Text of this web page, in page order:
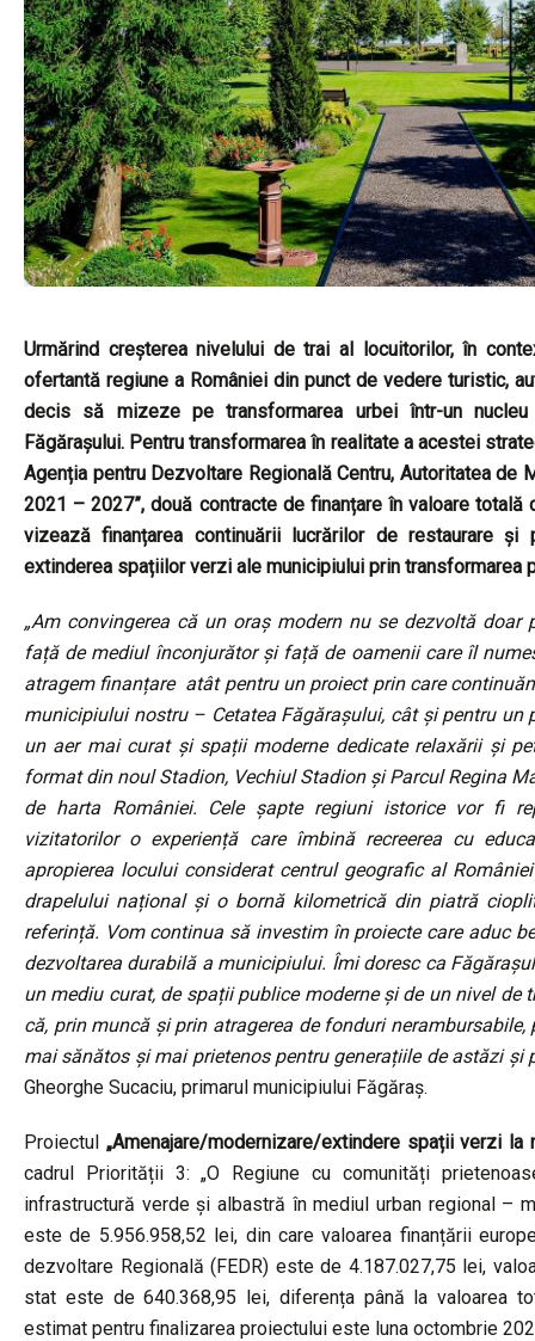
Urmărind creșterea nivelului de trai al locuitorilor, în
ofertantă regiune a României din punct de vedere turistic,
decis să mizeze pe transformarea urbei într-un
Făgărașului. Pentru transformarea în realitate a acestei
Agenția pentru Dezvoltare Regională Centru, Autoritatea de
2021 – 2027”, două contracte de finanțare în valoare
vizează finanțarea continuării lucrărilor de restaurare
extinderea spațiilor verzi ale municipiului prin transformarea
„Am convingerea că un oraș modern nu se dezvoltă
față de mediul înconjurător și față de oamenii care îl
atragem finanțare atât pentru un proiect prin care
municipiului nostru – Cetatea Făgărașului, cât și pentru un
un aer mai curat și spații moderne dedicate relaxării și
format din noul Stadion, Vechiul Stadion și Parcul Regina
de harta României. Cele șapte regiuni istorice vor fi
vizitatorilor o experiență care îmbină recreerea cu
apropierea locului considerat centrul geografic al
drapelului național și o bornă kilometrică din piatră
referință. Vom continua să investim în proiecte care aduc
dezvoltarea durabilă a municipiului. Îmi doresc ca
un mediu curat, de spații publice moderne și de un nivel
că, prin muncă și prin atragerea de fonduri
mai sănătos și mai prietenos pentru generațiile de astăzi și
Gheorghe Sucaciu, primarul municipiului Făgăraș.
Proiectul „Amenajare/modernizare/extindere spații verzi la
cadrul Priorității 3: „O Regiune cu comunități
infrastructură verde și albastră în mediul urban regional –
este de 5.956.958,52 lei, din care valoarea finanțării
dezvoltare Regională (FEDR) este de 4.187.027,75 lei,
stat este de 640.368,95 lei, diferența până la valoarea
estimat pentru finalizarea proiectului este luna octombrie